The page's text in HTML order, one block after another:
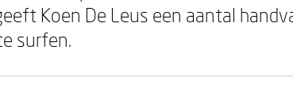
Koen De Leus een aantal
surfen.